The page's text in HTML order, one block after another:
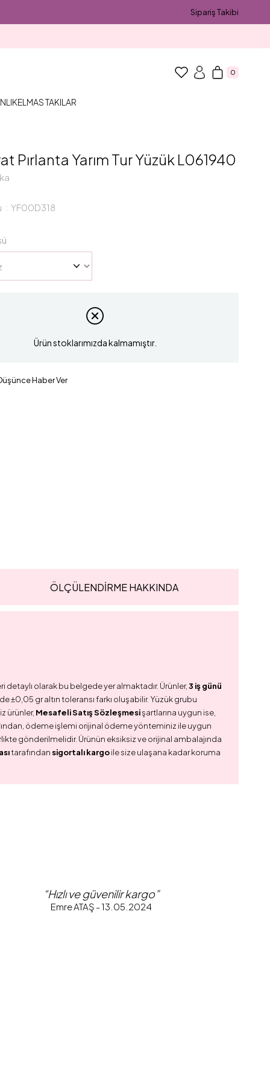
Sipariş Takibi
0
ELMAS TAKILAR
Pırlanta Yarım Tur Yüzük L061940
YF00D318
Ürün stoklarımızda kalmamıştır.
Haber Ver
ÖLÇÜLENDİRME HAKKINDA
olarak bu belgede yer almaktadır. Ürünler,3 iş günü
gr altın toleransı farkı oluşabilir. Yüzük grubu
ürünler, Mesafeli Satış Sözleşmesişartlarına uygun ise,
ödeme işlemi orijinal ödeme yönteminiz ile uygun
gönderilmelidir. Ürünün eksiksiz ve orijinal ambalajında
tarafından sigortalı kargoile size ulaşana kadar koruma
“Hızlı ve güvenilir kargo”
Emre ATAŞ - 13.05.2024